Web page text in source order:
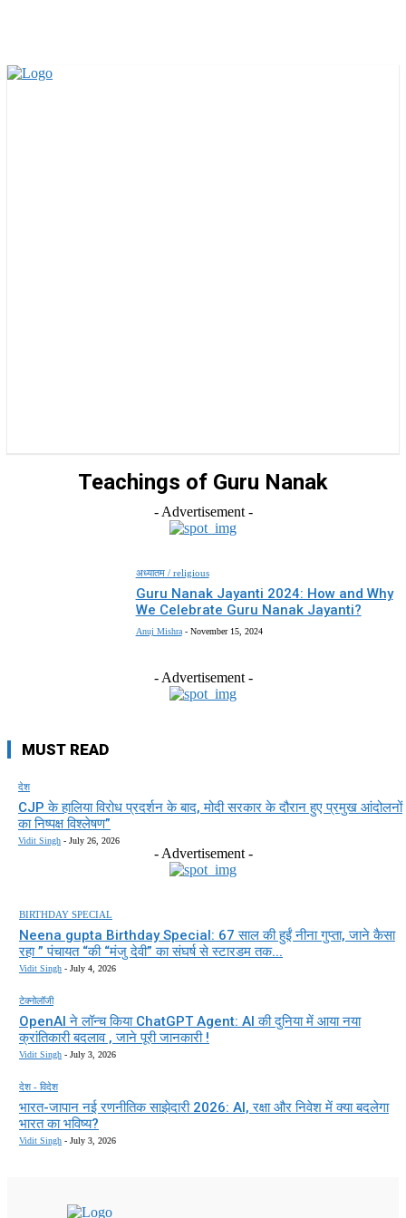
Teachings of Guru Nanak
- Advertisement -
अध्यातम / religious
Guru Nanak Jayanti 2024: How and Why
We Celebrate Guru Nanak Jayanti?
Anuj Mishra - November 15, 2024
- Advertisement -
MUST READ
देश
CJP के हालिया विरोध प्रदर्शन के बाद, मोदी सरकार के दौरान हुए प्रमुख आंदोलनों
का निष्पक्ष विश्लेषण”
Vidit Singh - July 26, 2026
- Advertisement -
BIRTHDAY SPECIAL
Neena gupta Birthday Special: 67 साल की हुईं नीना गुप्ता, जाने कैसा
रहा ” पंचायत “की “मंजु देवी” का संघर्ष से स्टारडम तक...
Vidit Singh - July 4, 2026
टेक्नोलॉजी
OpenAI ने लॉन्च किया ChatGPT Agent: AI की दुनिया में आया नया
क्रांतिकारी बदलाव , जाने पूरी जानकारी !
Vidit Singh - July 3, 2026
देश - विदेश
भारत-जापान नई रणनीतिक साझेदारी 2026: AI, रक्षा और निवेश में क्या बदलेगा
भारत का भविष्य?
Vidit Singh - July 3, 2026